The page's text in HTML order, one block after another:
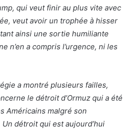
qui veut finir au plus vite avec
veut avoir un trophée à hisser
ainsi une sortie humiliante
n’en a compris l’urgence, ni les
a montré plusieurs failles,
le détroit d’Ormuz qui a été
Américains malgré son
détroit qui est aujourd’hui